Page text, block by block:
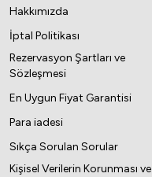
Hakkımızda
İptal Politikası
Rezervasyon Şartları ve
Sözleşmesi
En Uygun Fiyat Garantisi
Para iadesi
Sıkça Sorulan Sorular
Kişisel Verilerin Korunması ve